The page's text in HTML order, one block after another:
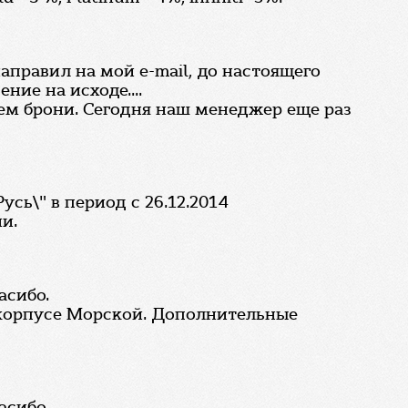
на мой e-mail, до настоящего
на исходе....
брони. Сегодня наш менеджер еще раз
в период с 26.12.2014
Морской. Дополнительные